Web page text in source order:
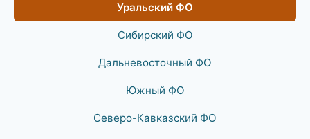
Уральский ФО
Сибирский ФО
Дальневосточный ФО
Южный ФО
Северо-Кавказский ФО